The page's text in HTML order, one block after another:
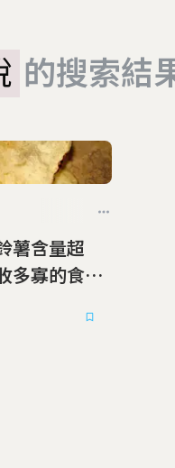
的搜索結
薯含量超
多寡的食物